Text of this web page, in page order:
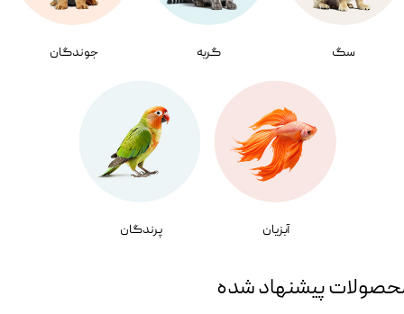
سگ گربه جوندگان
آبزیان پرندگان
پیشنهاد شده